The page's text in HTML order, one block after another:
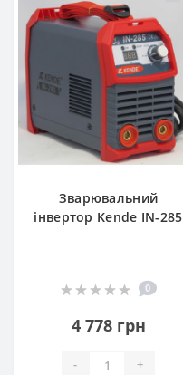
Зварювальний
інвертор Kende IN-285
0
4 778 грн
- +